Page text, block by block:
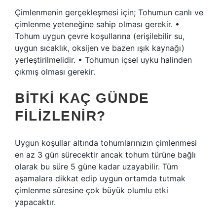
Çimlenmenin gerçekleşmesi için; Tohumun canlı ve
çimlenme yeteneğine sahip olması gerekir. •
Tohum uygun çevre koşullarına (erişilebilir su,
uygun sıcaklık, oksijen ve bazen ışık kaynağı)
yerleştirilmelidir. • Tohumun içsel uyku halinden
çıkmış olması gerekir.
BITKI KAÇ GÜNDE
FILIZLENIR?
Uygun koşullar altında tohumlarınızın çimlenmesi
en az 3 gün sürecektir ancak tohum türüne bağlı
olarak bu süre 5 güne kadar uzayabilir. Tüm
aşamalara dikkat edip uygun ortamda tutmak
çimlenme süresine çok büyük olumlu etki
yapacaktır.